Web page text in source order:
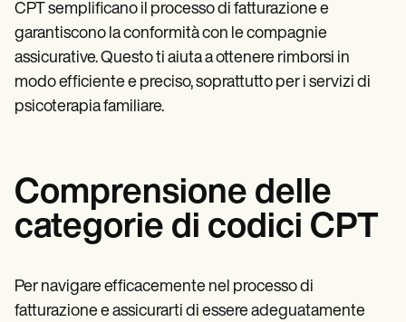
Login
Get started
CPT semplificano il processo di fatturazione e
garantiscono la conformità con le compagnie
assicurative. Questo ti aiuta a ottenere rimborsi in
modo efficiente e preciso, soprattutto per i servizi di
psicoterapia familiare.
Comprensione delle
categorie di codici CPT
Per navigare efficacemente nel processo di
fatturazione e assicurarti di essere adeguatamente